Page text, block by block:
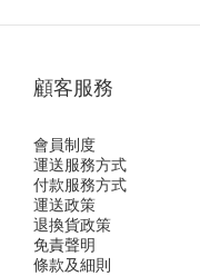
顧客服務
會員制度
運送服務方式
付款服務方式
運送政策
退換貨政策
免責聲明
條款及細則